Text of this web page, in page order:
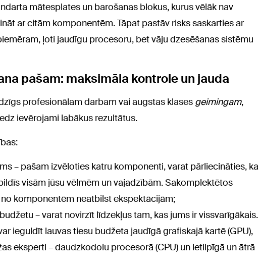
mātesplates un barošanas blokus, kurus vēlāk nav
ar citām komponentēm. Tāpat pastāv risks saskarties ar
ļoti jaudīgu procesoru, bet vāju dzesēšanas sistēmu
pašam: maksimāla kontrole un jauda
profesionālam darbam vai augstas klases geimingam,
ievērojami labākus rezultātus.
– pašam izvēloties katru komponenti, varat pārliecināties, ka
visām jūsu vēlmēm un vajadzībām. Sakomplektētos
komponentēm neatbilst ekspektācijām;
– varat novirzīt līdzekļus tam, kas jums ir vissvarīgākais.
ieguldīt lauvas tiesu budžeta jaudīgā grafiskajā kartē (GPU),
eksperti – daudzkodolu procesorā (CPU) un ietilpīgā un ātrā